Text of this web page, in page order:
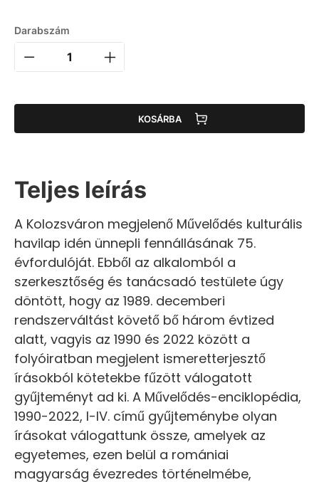
Darabszám
KOSÁRBA
Teljes leírás
A Kolozsváron megjelenő Művelődés kulturális
havilap idén ünnepli fennállásának 75.
évfordulóját. Ebből az alkalomból a
szerkesztőség és tanácsadó testülete úgy
döntött, hogy az 1989. decemberi
rendszerváltást követő bő három évtized
alatt, vagyis az 1990 és 2022 között a
folyóiratban megjelent ismeretterjesztő
írásokból kötetekbe fűzött válogatott
gyűjteményt ad ki. A Művelődés-enciklopédia,
1990-2022, I-IV. című gyűjteménybe olyan
írásokat válogattunk össze, amelyek az
egyetemes, ezen belül a romániai
magyarság évezredes történelmébe,